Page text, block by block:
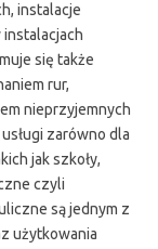
instalacje
się także
rur,
nieprzyjemnych
zarówno dla
jak szkoły,
czyli
są jednym z
użytkowania